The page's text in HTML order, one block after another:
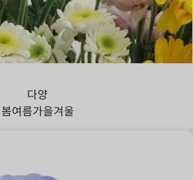
다양
봄여름가을겨울